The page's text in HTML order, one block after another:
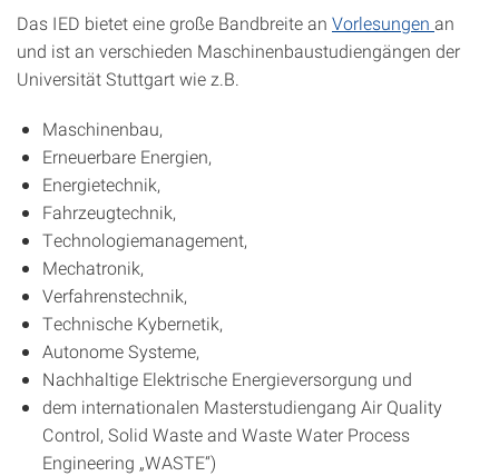
Das IED bietet eine große Bandbreite an Vorlesungen an
und ist an verschieden Maschinenbaustudiengängen der
Universität Stuttgart wie z.B.
Maschinenbau,
Erneuerbare Energien,
Energietechnik,
Fahrzeugtechnik,
Technologiemanagement,
Mechatronik,
Verfahrenstechnik,
Technische Kybernetik,
Autonome Systeme,
Nachhaltige Elektrische Energieversorgung und
dem internationalen Masterstudiengang Air Quality
Control, Solid Waste and Waste Water Process
Engineering „WASTE“)